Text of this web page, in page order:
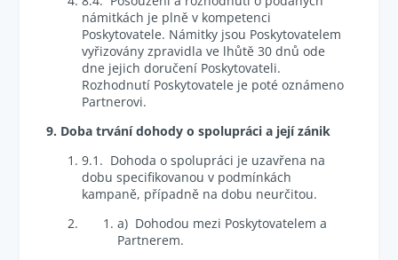
námitkách je plně v kompetenci
Poskytovatele. Námitky jsou Poskytovatelem
vyřizovány zpravidla ve lhůtě 30 dnů ode
dne jejich doručení Poskytovateli.
Rozhodnutí Poskytovatele je poté oznámeno
Partnerovi.
9. Doba trvání dohody o spolupráci a její zánik
9.1. Dohoda o spolupráci je uzavřena na
dobu specifikovanou v podmínkách
kampaně, případně na dobu neurčitou.
a) Dohodou mezi Poskytovatelem a
Partnerem.